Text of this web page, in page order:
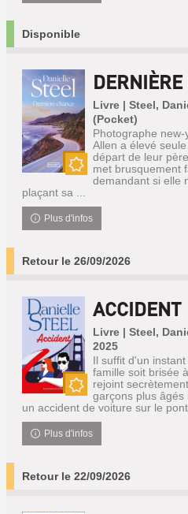
Disponible
Livre | Steel,
(Pocket)
Photographe
Allen a élevé
départ de leur
met brusquement
demandant si elle
plaçant sa ...
Plus d'infos
Retour le 26/09/2026
ACCIDENT
Livre | Steel,
2025
Il suffit d'un
famille soit brisée
rejoint
garçons plus
un accident de voiture sur le pont
Plus d'infos
Retour le 22/09/2026